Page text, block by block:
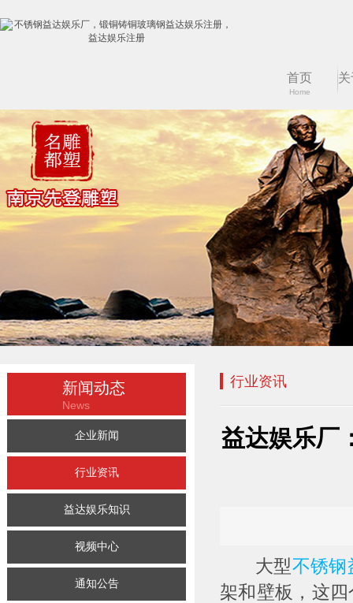
首页
Home
新闻动态
News
企业新闻
行业资讯
益达娱乐知识
视频中心
通知公告
行业资讯
益达娱乐厂
大型不锈钢
架和壁板，这